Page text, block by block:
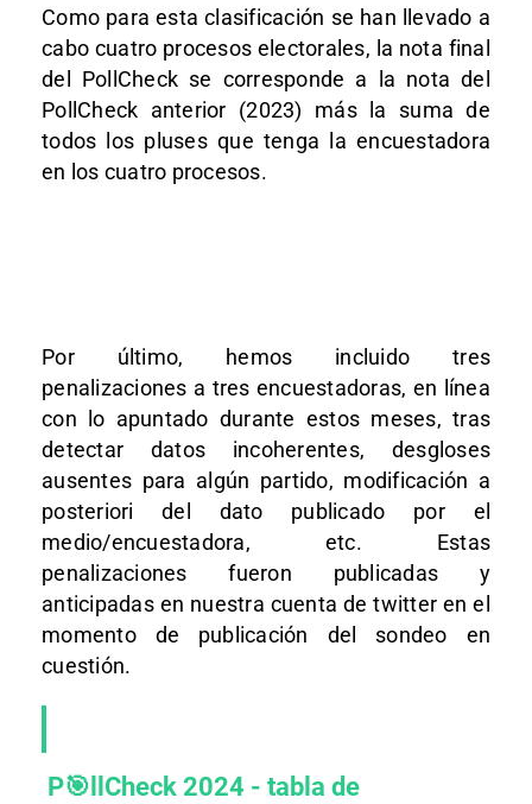
Como para esta clasificación se han llevado a
cabo cuatro procesos electorales, la nota final
del PollCheck se corresponde a la nota del
PollCheck anterior (2023) más la suma de
todos los pluses que tenga la encuestadora
en los cuatro procesos.
Por último, hemos incluido tres
penalizaciones a tres encuestadoras, en línea
con lo apuntado durante estos meses, tras
detectar datos incoherentes, desgloses
ausentes para algún partido, modificación a
posteriori del dato publicado por el
medio/encuestadora, etc. Estas
penalizaciones fueron publicadas y
anticipadas en nuestra cuenta de twitter en el
momento de publicación del sondeo en
cuestión.